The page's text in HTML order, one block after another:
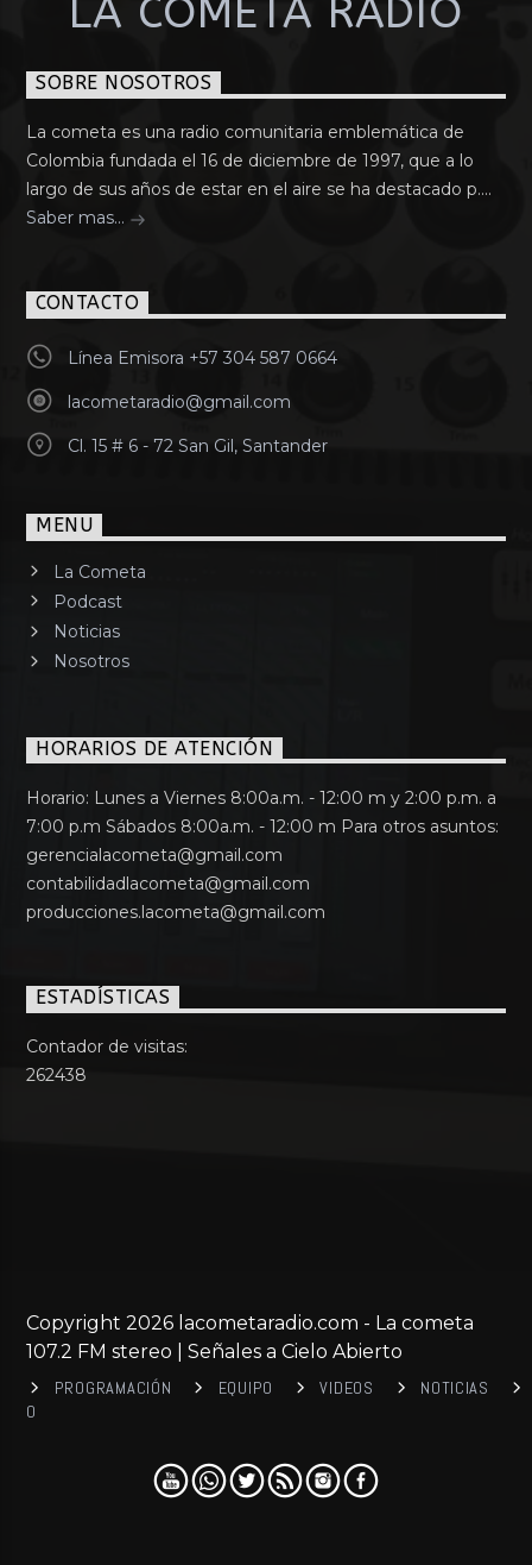
LA COMETA RADIO
SOBRE NOSOTROS
La cometa es una radio comunitaria emblemática de
Colombia fundada el 16 de diciembre de 1997, que a lo
largo de sus años de estar en el aire se ha destacado p....
Saber mas...
CONTACTO
Línea Emisora +57 304 587 0664
lacometaradio@gmail.com
Cl. 15 # 6 - 72 San Gil, Santander
MENU
La Cometa
Podcast
Noticias
Nosotros
HORARIOS DE ATENCIÓN
Horario: Lunes a Viernes 8:00a.m. - 12:00 m y 2:00 p.m. a
7:00 p.m Sábados 8:00a.m. - 12:00 m Para otros asuntos:
gerencialacometa@gmail.com
contabilidadlacometa@gmail.com
producciones.lacometa@gmail.com
ESTADÍSTICAS
Contador de visitas:
262438
Copyright 2026 lacometaradio.com - La cometa
107.2 FM stereo | Señales a Cielo Abierto
PROGRAMACIÓN EQUIPO VIDEOS
NOTICIAS
0